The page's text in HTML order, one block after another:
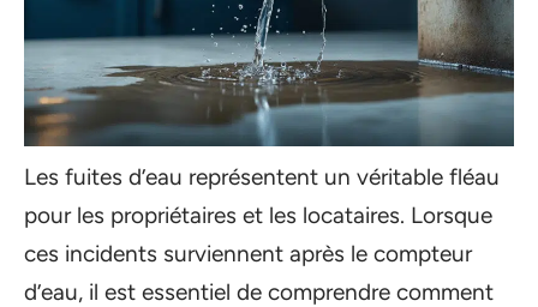
Les fuites d’eau représentent un véritable fléau
pour les propriétaires et les locataires. Lorsque
ces incidents surviennent après le compteur
d’eau, il est essentiel de comprendre comment